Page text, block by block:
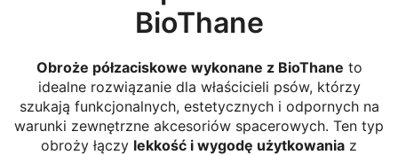
BioThane
Obroże półzaciskowe wykonane z BioThane to
idealne rozwiązanie dla właścicieli psów, którzy
szukają funkcjonalnych, estetycznych i odpornych na
warunki zewnętrzne akcesoriów spacerowych. Ten typ
obroży łączy lekkość i wygodę użytkowania z